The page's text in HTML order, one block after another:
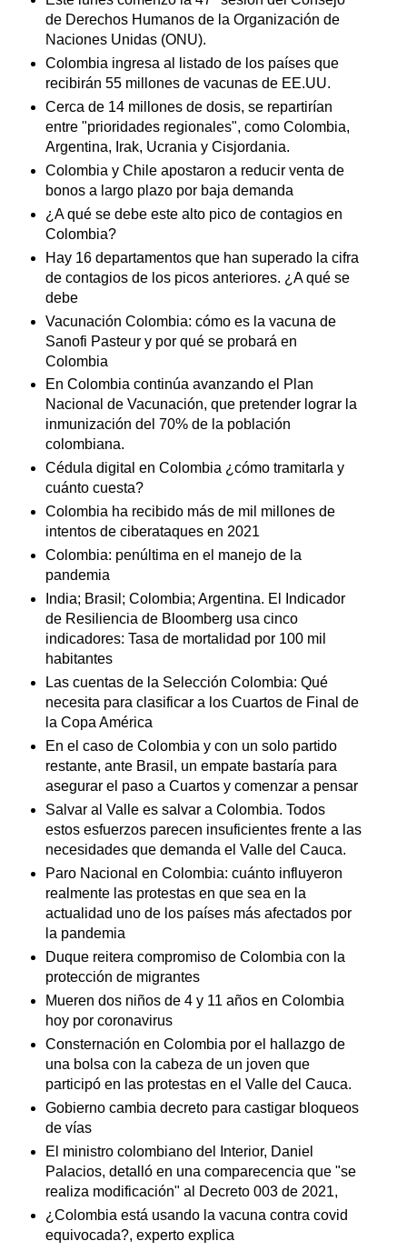
de Derechos Humanos de la Organización de
Naciones Unidas (ONU).
Colombia ingresa al listado de los países que
recibirán 55 millones de vacunas de EE.UU.
Cerca de 14 millones de dosis, se repartirían
entre "prioridades regionales", como Colombia,
Argentina, Irak, Ucrania y Cisjordania.
Colombia y Chile apostaron a reducir venta de
bonos a largo plazo por baja demanda
¿A qué se debe este alto pico de contagios en
Colombia?
Hay 16 departamentos que han superado la cifra
de contagios de los picos anteriores. ¿A qué se
debe
Vacunación Colombia: cómo es la vacuna de
Sanofi Pasteur y por qué se probará en
Colombia
En Colombia continúa avanzando el Plan
Nacional de Vacunación, que pretender lograr la
inmunización del 70% de la población
colombiana.
Cédula digital en Colombia ¿cómo tramitarla y
cuánto cuesta?
Colombia ha recibido más de mil millones de
intentos de ciberataques en 2021
Colombia: penúltima en el manejo de la
pandemia
India; Brasil; Colombia; Argentina. El Indicador
de Resiliencia de Bloomberg usa cinco
indicadores: Tasa de mortalidad por 100 mil
habitantes
Las cuentas de la Selección Colombia: Qué
necesita para clasificar a los Cuartos de Final de
la Copa América
En el caso de Colombia y con un solo partido
restante, ante Brasil, un empate bastaría para
asegurar el paso a Cuartos y comenzar a pensar
Salvar al Valle es salvar a Colombia. Todos
estos esfuerzos parecen insuficientes frente a las
necesidades que demanda el Valle del Cauca.
Paro Nacional en Colombia: cuánto influyeron
realmente las protestas en que sea en la
actualidad uno de los países más afectados por
la pandemia
Duque reitera compromiso de Colombia con la
protección de migrantes
Mueren dos niños de 4 y 11 años en Colombia
hoy por coronavirus
Consternación en Colombia por el hallazgo de
una bolsa con la cabeza de un joven que
participó en las protestas en el Valle del Cauca.
Gobierno cambia decreto para castigar bloqueos
de vías
El ministro colombiano del Interior, Daniel
Palacios, detalló en una comparecencia que "se
realiza modificación" al Decreto 003 de 2021,
¿Colombia está usando la vacuna contra covid
equivocada?, experto explica